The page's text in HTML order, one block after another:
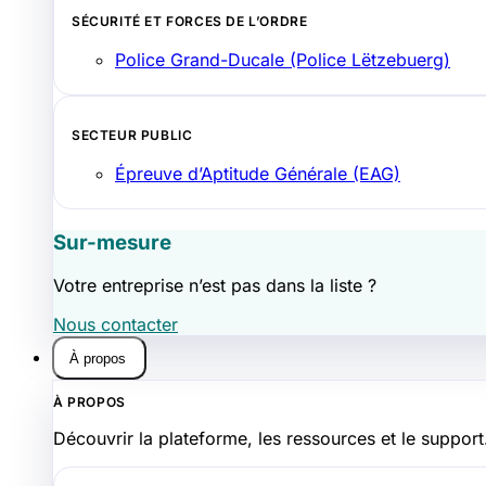
SÉCURITÉ ET FORCES DE L’ORDRE
Police Grand-Ducale (Police Lëtzebuerg)
SECTEUR PUBLIC
Épreuve d’Aptitude Générale (EAG)
Sur-mesure
Votre entreprise n’est pas dans la liste ?
Nous contacter
À propos
À PROPOS
Découvrir la plateforme, les ressources et le